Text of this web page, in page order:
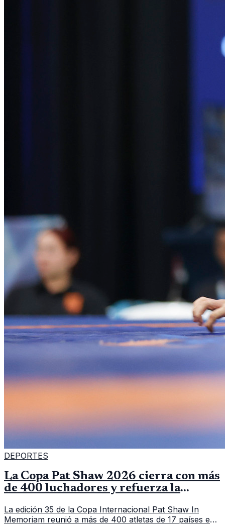
DEPORTES
La Copa Pat Shaw 2026 cierra con más
de 400 luchadores y refuerza la
La edición 35 de la Copa Internacional Pat Shaw In
Memoriam reunió a más de 400 atletas de 17 países en